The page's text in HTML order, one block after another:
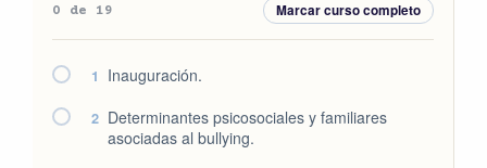
0 de 19 Marcar curso completo
1 Inauguración.
2 Determinantes psicosociales y familiares
asociadas al bullying.